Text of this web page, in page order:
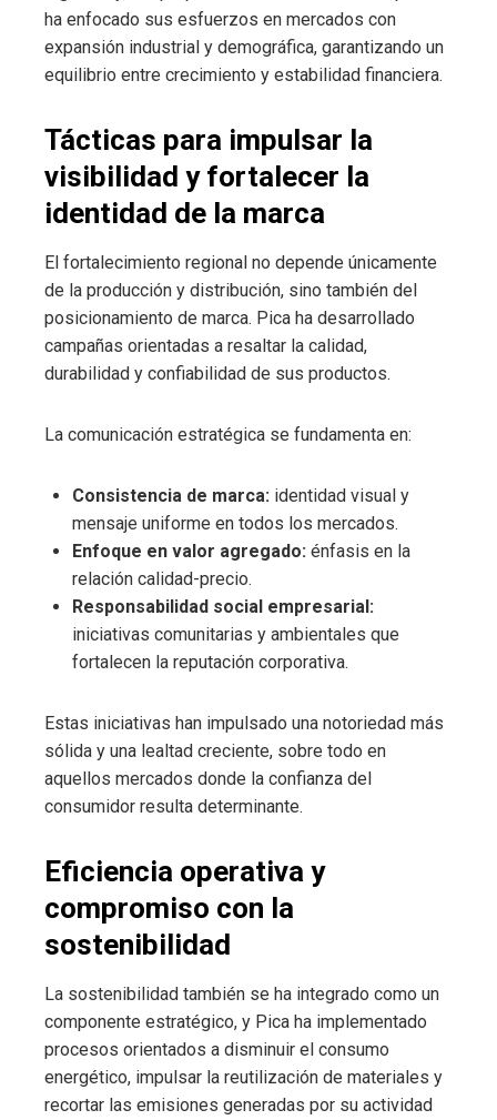
ha enfocado sus esfuerzos en mercados con
expansión industrial y demográfica, garantizando un
equilibrio entre crecimiento y estabilidad financiera.
Tácticas para impulsar la
visibilidad y fortalecer la
identidad de la marca
El fortalecimiento regional no depende únicamente
de la producción y distribución, sino también del
posicionamiento de marca. Pica ha desarrollado
campañas orientadas a resaltar la calidad,
durabilidad y confiabilidad de sus productos.
La comunicación estratégica se fundamenta en:
Consistencia de marca: identidad visual y
mensaje uniforme en todos los mercados.
Enfoque en valor agregado: énfasis en la
relación calidad-precio.
Responsabilidad social empresarial:
iniciativas comunitarias y ambientales que
fortalecen la reputación corporativa.
Estas iniciativas han impulsado una notoriedad más
sólida y una lealtad creciente, sobre todo en
aquellos mercados donde la confianza del
consumidor resulta determinante.
Eficiencia operativa y
compromiso con la
sostenibilidad
La sostenibilidad también se ha integrado como un
componente estratégico, y Pica ha implementado
procesos orientados a disminuir el consumo
energético, impulsar la reutilización de materiales y
recortar las emisiones generadas por su actividad